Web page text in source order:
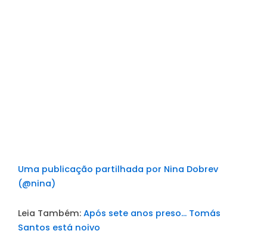
Uma publicação partilhada por Nina Dobrev
(@nina)
Leia Também: Após sete anos preso… Tomás
Santos está noivo